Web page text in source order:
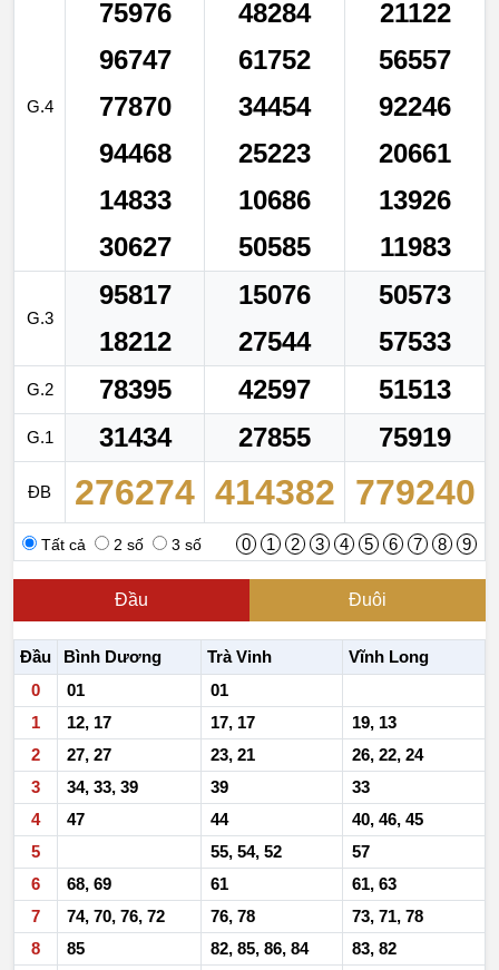
G.4
75976 48284
21122
96747
61752
56557
77870
34454
92246
94468
25223
20661
14833
10686
13926
30627
50585 11983
G.3
95817 15076
50573
18212
27544 57533
G.2 78395 42597 51513
G.1 31434 27855 75919
ĐB 276274 414382 779240
Tất cả 2 số 3 số 0 1 2 3 4 5 6 7 8 9
Đầu Đuôi
Đầu Bình Dương Trà Vinh
Vĩnh Long
0
01
01
1
12, 17 17, 17
19, 13
2
27, 27 23, 21
26, 22, 24
3
34, 33, 39 39
33
4
47 44
40, 46, 45
5
55, 54, 52
57
6
68, 69 61
61, 63
7
74, 70, 76, 72 76, 78
73, 71, 78
8
85 82, 85, 86, 84
83, 82